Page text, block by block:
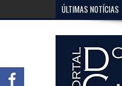
ÚLTIMAS NOTÍCIAS